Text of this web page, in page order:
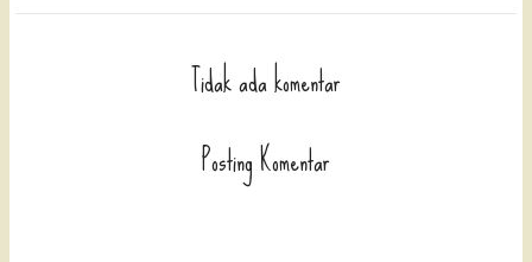
Tidak ada komentar
Posting Komentar